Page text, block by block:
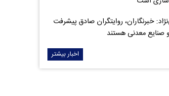
خبرنگاران، روایتگران صادق پیشرفت
صنایع معدنی هستند
اخبار بیشتر